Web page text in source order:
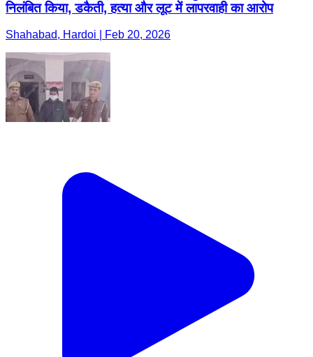
निलंबित किया, डकैती, हत्या और लूट में लापरवाही का आरोप
Shahabad, Hardoi | Feb 20, 2026